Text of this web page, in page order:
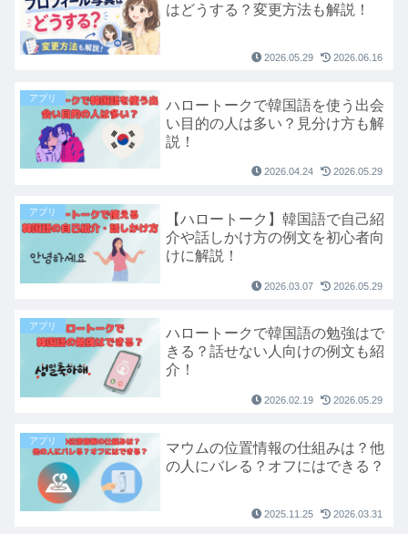
はどうする？変更方法も解説！
2026.05.29 2026.06.16
アプリ
ハロートークで韓国語を使う出会
い目的の人は多い？見分け方も解
説！
2026.04.24 2026.05.29
アプリ
【ハロートーク】韓国語で自己紹
介や話しかけ方の例文を初心者向
けに解説！
2026.03.07 2026.05.29
アプリ
ハロートークで韓国語の勉強はで
きる？話せない人向けの例文も紹
介！
2026.02.19 2026.05.29
アプリ
マウムの位置情報の仕組みは？他
の人にバレる？オフにはできる？
2025.11.25 2026.03.31